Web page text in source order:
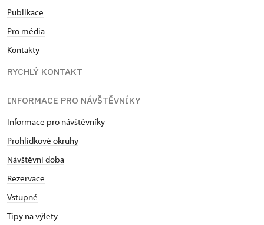
Publikace
Pro média
Kontakty
RYCHLÝ KONTAKT
INFORMACE PRO NÁVŠTĚVNÍKY
Informace pro návštěvníky
Prohlídkové okruhy
Návštěvní doba
Rezervace
Vstupné
Tipy na výlety